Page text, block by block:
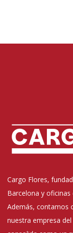
Cargo Flores,
Barcelona y
Además, contamos
nuestra empresa